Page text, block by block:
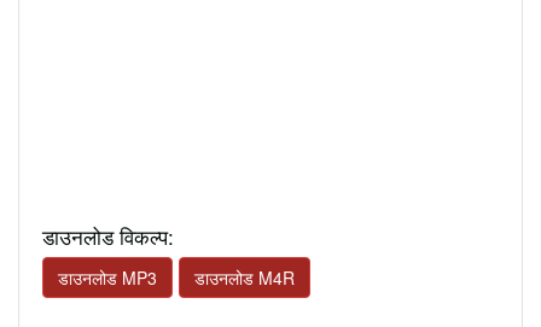
डाउनलोड विकल्प:
डाउनलोड MP3 डाउनलोड M4R